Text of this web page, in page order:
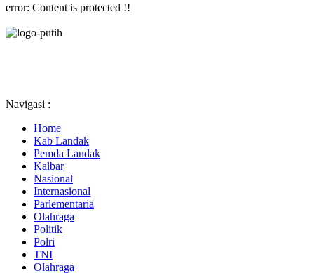
error: Content is protected !!
Navigasi :
Home
Kab Landak
Pemda Landak
Kalbar
Nasional
Internasional
Parlementaria
Olahraga
Politik
Polri
TNI
Olahraga